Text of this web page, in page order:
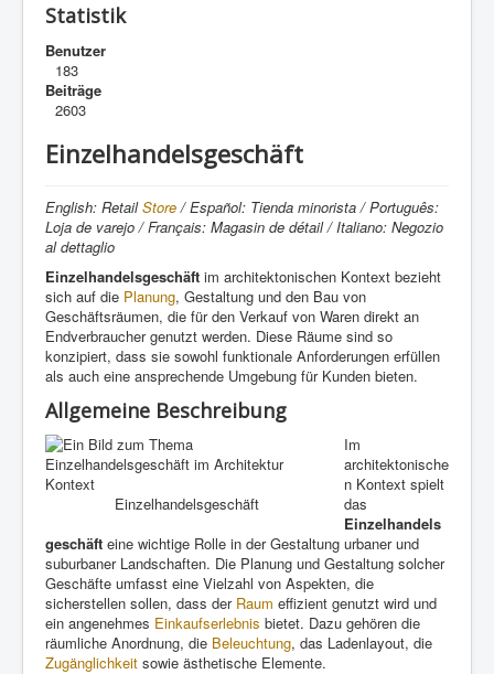
Statistik
Benutzer
183
Beiträge
2603
Einzelhandelsgeschäft
English: RetailStore / Español: Tienda minorista / Português:
Loja de varejo / Français: Magasin de détail / Italiano: Negozio
al dettaglio
Einzelhandelsgeschäft im architektonischen Kontext bezieht
sich auf die Planung, Gestaltung und den Bau von
Geschäftsräumen, die für den Verkauf von Waren direkt an
Endverbraucher genutzt werden. Diese Räume sind so
konzipiert, dass sie sowohl funktionale Anforderungen erfüllen
als auch eine ansprechende Umgebung für Kunden bieten.
Allgemeine Beschreibung
Einzelhandelsgeschäft
Im
architektonische
n Kontext spielt
das
Einzelhandels
geschäft eine wichtige Rolle in der Gestaltung urbaner und
suburbaner Landschaften. Die Planung und Gestaltung solcher
Geschäfte umfasst eine Vielzahl von Aspekten, die
sicherstellen sollen, dass der Raum effizient genutzt wird und
ein angenehmes Einkaufserlebnis bietet. Dazu gehören die
räumliche Anordnung, die Beleuchtung, das Ladenlayout, die
Zugänglichkeit sowie ästhetische Elemente.